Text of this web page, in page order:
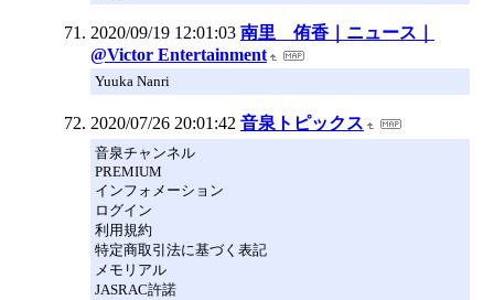
2020/09/19 12:01:03 南里 侑香｜ニュース｜
@Victor Entertainment
Yuuka Nanri
2020/07/26 20:01:42 音泉トピックス
音泉チャンネル
PREMIUM
インフォメーション
ログイン
利用規約
特定商取引法に基づく表記
メモリアル
JASRAC許諾